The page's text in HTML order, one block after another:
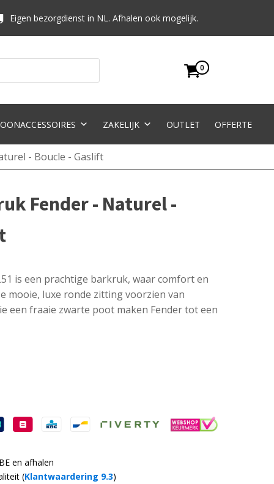
Eigen bezorgdienst in NL. Afhalen ook mogelijk.
0
ZAKELIJK OUTLET OFFERTE
- Boucle - Gaslift
Fender - Naturel -
is een prachtige barkruk, waar comfort en
mooie, luxe ronde zitting voorzien van
een fraaie zwarte poot maken Fender tot een
en afhalen
(Klantwaardering 9.3)